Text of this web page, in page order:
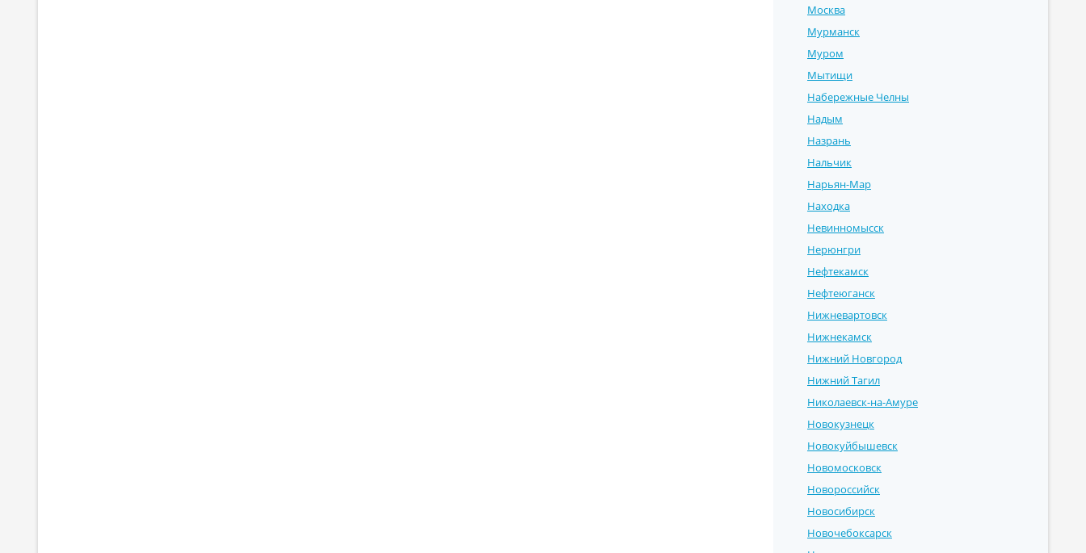
Москва
Мурманск
Муром
Мытищи
Набережные Челны
Надым
Назрань
Нальчик
Нарьян-Мар
Находка
Невинномысск
Нерюнгри
Нефтекамск
Нефтеюганск
Нижневартовск
Нижнекамск
Нижний Новгород
Нижний Тагил
Николаевск-на-Амуре
Новокузнецк
Новокуйбышевск
Новомосковск
Новороссийск
Новосибирск
Новочебоксарск